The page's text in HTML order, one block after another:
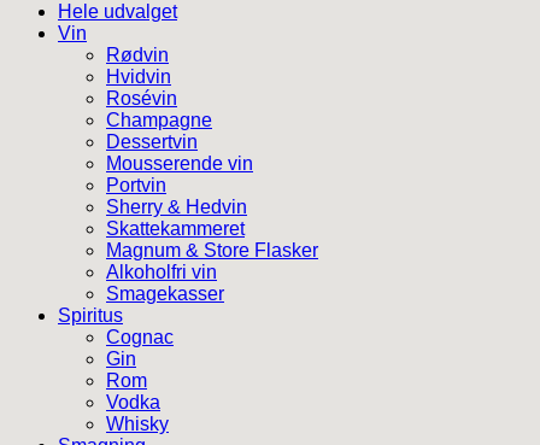
Hele udvalget
Vin
Rødvin
Hvidvin
Rosévin
Champagne
Dessertvin
Mousserende vin
Portvin
Sherry & Hedvin
Skattekammeret
Magnum & Store Flasker
Alkoholfri vin
Smagekasser
Spiritus
Cognac
Gin
Rom
Vodka
Whisky